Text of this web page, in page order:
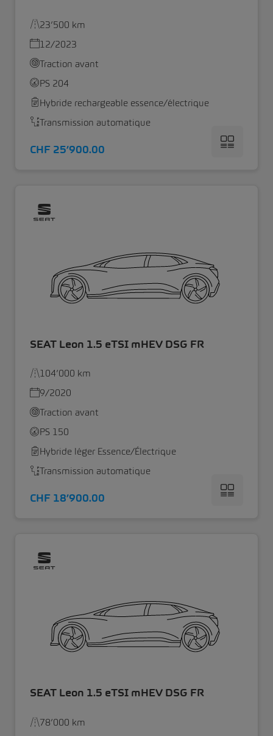
23’500 km
12/2023
Traction avant
PS 204
Hybride rechargeable essence/électrique
Transmission automatique
CHF 25’900.00
SEAT Leon 1.5 eTSI mHEV DSG FR
104’000 km
9/2020
Traction avant
PS 150
Hybride léger Essence/Électrique
Transmission automatique
CHF 18’900.00
SEAT Leon 1.5 eTSI mHEV DSG FR
78’000 km